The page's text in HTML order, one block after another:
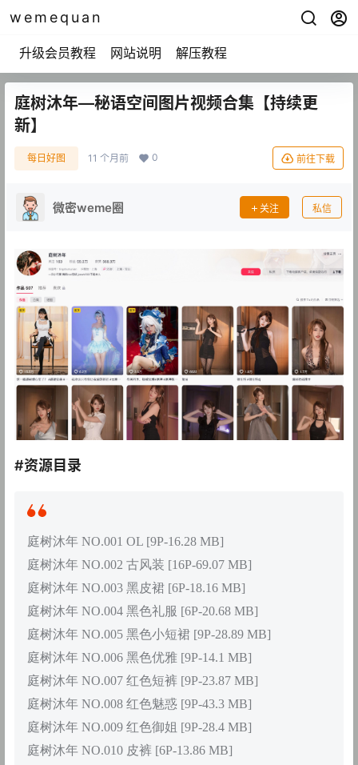
wemequan
升级会员教程 网站说明 解压教程
庭树沐年—秘语空间图片视频合集【持续更
新】
每日好图 11 个月前 0 前往下载
微密weme圈 关注 私信
#资源目录
庭树沐年 NO.001 OL [9P-16.28 MB]
庭树沐年 NO.002 古风装 [16P-69.07 MB]
庭树沐年 NO.003 黑皮裙 [6P-18.16 MB]
庭树沐年 NO.004 黑色礼服 [6P-20.68 MB]
庭树沐年 NO.005 黑色小短裙 [9P-28.89 MB]
庭树沐年 NO.006 黑色优雅 [9P-14.1 MB]
庭树沐年 NO.007 红色短裤 [9P-23.87 MB]
庭树沐年 NO.008 红色魅惑 [9P-43.3 MB]
庭树沐年 NO.009 红色御姐 [9P-28.4 MB]
庭树沐年 NO.010 皮裤 [6P-13.86 MB]